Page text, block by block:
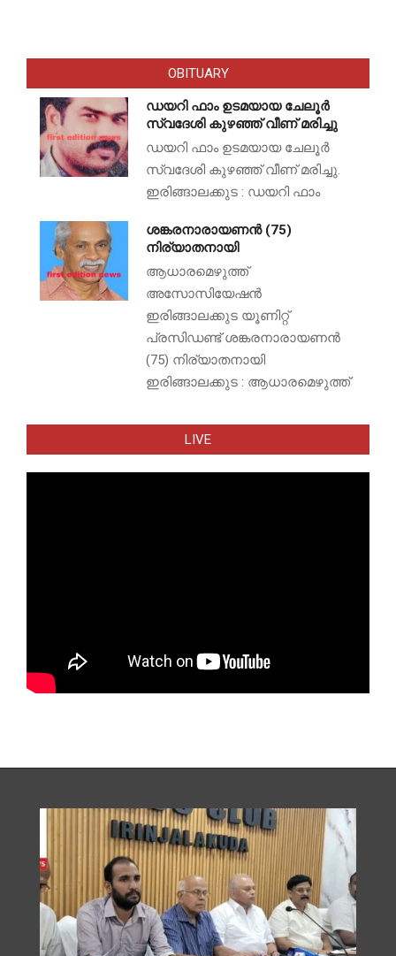
OBITUARY
ഡയറി ഫാം ഉടമയായ ചേലൂർ
സ്വദേശി കുഴഞ്ഞ് വീണ് മരിച്ചു
ഡയറി ഫാം ഉടമയായ ചേലൂർ
സ്വദേശി കുഴഞ്ഞ് വീണ് മരിച്ചു.
ഇരിങ്ങാലക്കുട : ഡയറി ഫാം
ശങ്കരനാരായണൻ (75)
നിര്യാതനായി
ആധാരമെഴുത്ത്
അസോസിയേഷൻ
ഇരിങ്ങാലക്കുട യൂണിറ്റ്
പ്രസിഡണ്ട് ശങ്കരനാരായണൻ
(75) നിര്യാതനായി
ഇരിങ്ങാലക്കുട : ആധാരമെഴുത്ത്
LIVE